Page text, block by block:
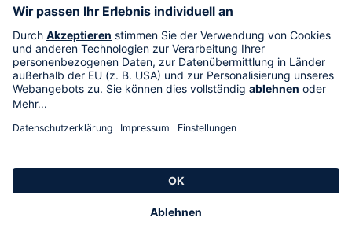
Im TV
HSE International